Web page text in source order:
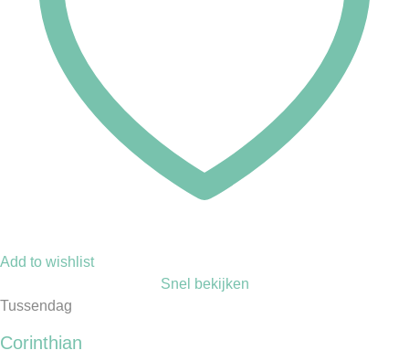
Add to wishlist
Snel bekijken
Tussendag
Corinthian